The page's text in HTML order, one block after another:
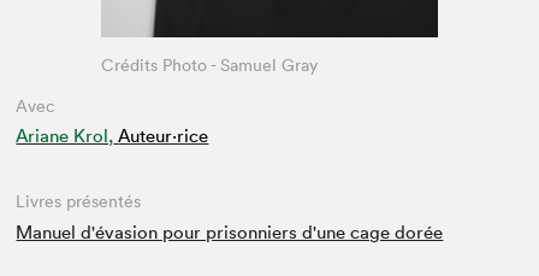
Avec
Ariane Krol, Auteur·rice
Crédits Photo - Samuel Gray
Livres présentés
Manuel d'évasion pour prisonniers d'une cage dorée